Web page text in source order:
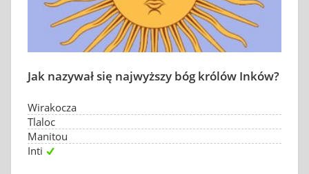
Jak nazywał się najwyższy bóg królów Inków?
Wirakocza
Tlaloc
Manitou
Inti